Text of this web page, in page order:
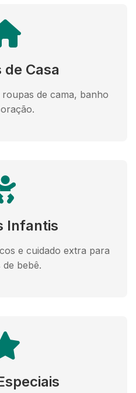
de Casa
de cama, banho
Infantis
e cuidado extra para
bebê.